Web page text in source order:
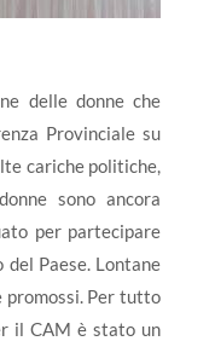
delle donne che
Provinciale su
cariche politiche,
sono ancora
per partecipare
del Paese. Lontane
Per tutto
il CAM è stato un